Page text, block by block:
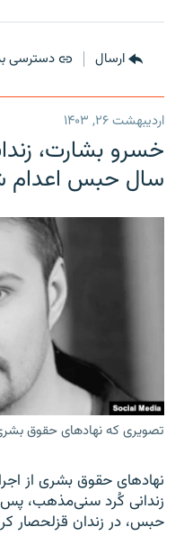
ارسال دسترسی
اردیبهشت ۲۶, ۱۴۰۳
سال حبس اعدام
تصویری که نهادهای حقوق
نهادهای حقوق بشری از
حبس، در زندان قزلحصار